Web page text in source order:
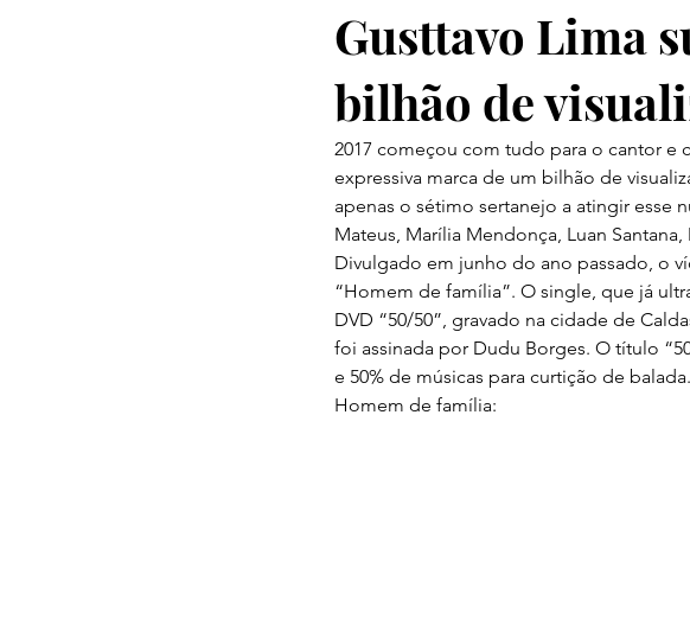
Gusttavo Lima
bilhão de
2017 começou com tudo para o cantor e
expressiva marca de um bilhão de
apenas o sétimo sertanejo a atingir esse
Mateus, Marília Mendonça, Luan
Divulgado em junho do ano passado, o
“Homem de família”. O single, que já
DVD “50/50”, gravado na cidade de
foi assinada por Dudu Borges. O título
e 50% de músicas para curtição de balada.
Homem de família: